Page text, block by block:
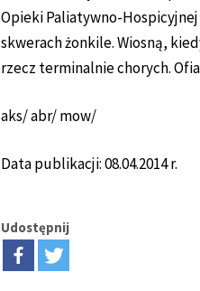
Opieki Paliatywno-
skwerach żonkile. Wiosną,
rzecz terminalnie chorych.
aks/ abr/ mow/
Data publikacji: 08.04.2014 r.
Udostępnij